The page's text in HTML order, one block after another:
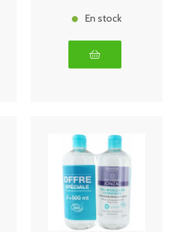
En stock